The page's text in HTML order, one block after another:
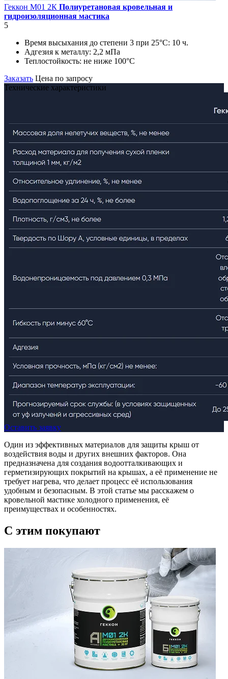
Геккон М01 2К Полиуретановая кровельная и
гидроизоляционная мастика
5
Время высыхания до степени 3 при 25°С: 10 ч.
Адгезия к металлу: 2,2 мПа
Теплостойкость: не ниже 100°С
Заказать Цена по запросу
Технические характеристики
Оставить заявку
Один из эффективных материалов для защиты крыш от
воздействия воды и других внешних факторов. Она
предназначена для создания водоотталкивающих и
герметизирующих покрытий на крышах, а её применение не
требует нагрева, что делает процесс её использования
удобным и безопасным. В этой статье мы расскажем о
кровельной мастике холодного применения, её
преимуществах и особенностях.
C этим покупают